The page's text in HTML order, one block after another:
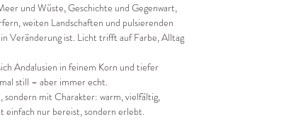
und Wüste, Geschichte und Gegenwart,
weiten Landschaften und pulsierenden
Veränderung ist. Licht trifft auf Farbe, Alltag
Andalusien in feinem Korn und tiefer
still – aber immer echt.
mit Charakter: warm, vielfältig,
einfach nur bereist, sondern erlebt.